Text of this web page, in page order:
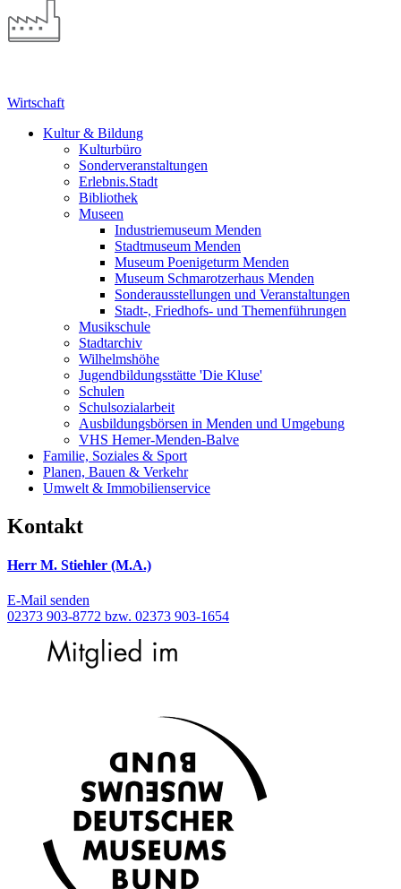
Wirtschaft
Kultur & Bildung
Kulturbüro
Sonderveranstaltungen
Erlebnis.Stadt
Bibliothek
Museen
Industriemuseum Menden
Stadtmuseum Menden
Museum Poenigeturm Menden
Museum Schmarotzerhaus Menden
Sonderausstellungen und Veranstaltungen
Stadt-, Friedhofs- und Themenführungen
Musikschule
Stadtarchiv
Wilhelmshöhe
Jugendbildungsstätte 'Die Kluse'
Schulen
Schulsozialarbeit
Ausbildungsbörsen in Menden und Umgebung
VHS Hemer-Menden-Balve
Familie, Soziales & Sport
Planen, Bauen & Verkehr
Umwelt & Immobilienservice
Kontakt
Herr M. Stiehler (M.A.)
E-Mail senden
02373 903-8772 bzw. 02373 903-1654